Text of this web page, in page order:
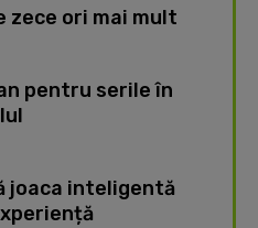
zece ori mai mult
pentru serile în
joaca inteligentă